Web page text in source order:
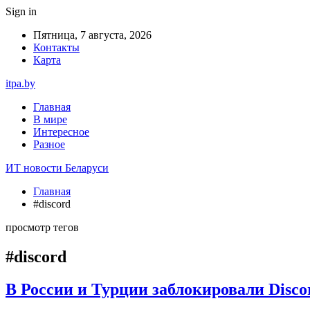
Sign in
Пятница, 7 августа, 2026
Контакты
Карта
itpa.by
Главная
В мире
Интересное
Разное
ИТ новости Беларуси
Главная
#discord
просмотр тегов
#discord
В России и Турции заблокировали